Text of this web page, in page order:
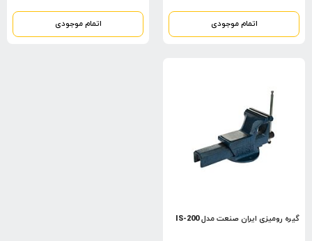
اتمام موجودی اتمام موجودی
گیره رومیزی ایران صنعت مدل IS-200